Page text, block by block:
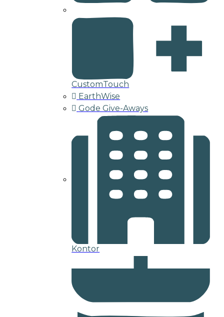
CustomTouch
EarthWise
Gode Give-Aways
Kontor